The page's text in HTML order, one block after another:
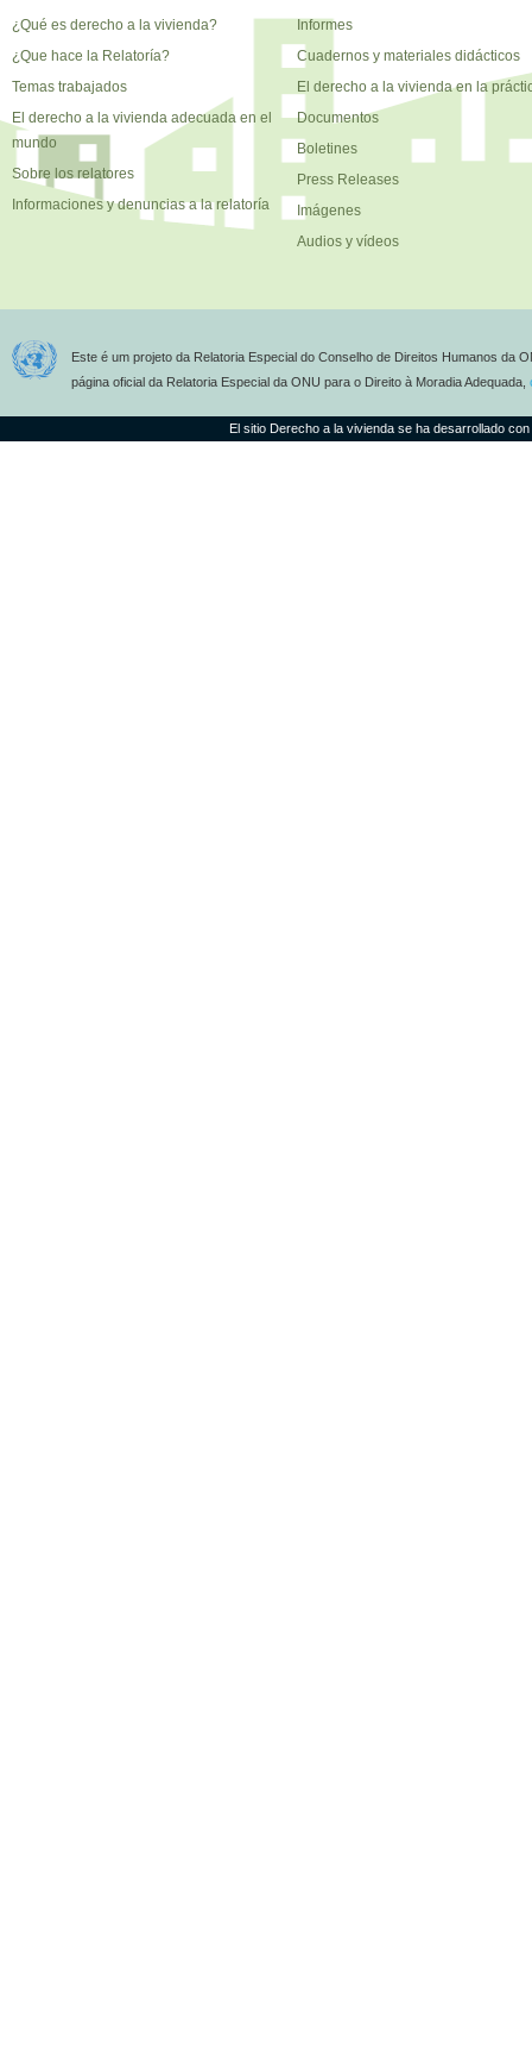
¿Qué es derecho a la vivienda?
¿Que hace la Relatoría?
Temas trabajados
El derecho a la vivienda adecuada en el
mundo
Sobre los relatores
Informaciones y denuncias a la relatoría
Informes
Cuadernos y materiales didácticos
El derecho a la vivienda en la
Documentos
Boletines
Press Releases
Imágenes
Audios y vídeos
Este é um projeto da Relatoria Especial do Conselho de Direitos Humanos da
página oficial da Relatoria Especial da ONU para o Direito à Moradia Adequada,
El sitio Derecho a la vivienda se ha desarrollado